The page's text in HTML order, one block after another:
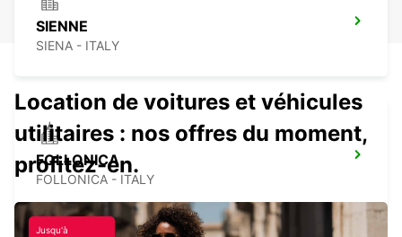
SIENNE
SIENA - ITALY
FOLLONICA
FOLLONICA - ITALY
Location de voitures et véhicules
utilitaires : nos offres du moment,
profitez-en.
Jusqu'à